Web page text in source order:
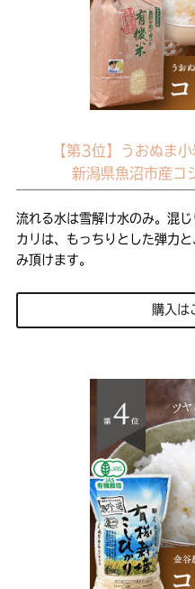
【第3位】うおぬま
新潟県魚沼市産コ
流れる水は雪解け水のみ。混
カリは、もっちりとした弾力
み頂けます。
購入は